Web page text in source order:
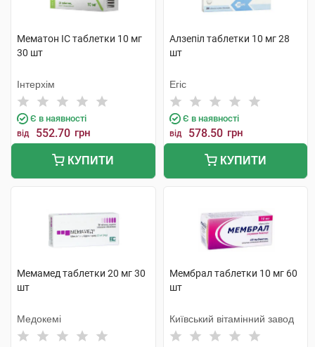
Мематон IC таблетки 10 мг
30 шт
Інтерхім
Є в наявності
від 552.70 грн
КУПИТИ
Алзепіл таблетки 10 мг 28
шт
Егіс
Є в наявності
від 578.50 грн
КУПИТИ
Мемамед таблетки 20 мг 30
шт
Медокемі
Мембрал таблетки 10 мг 60
шт
Київський вітамінний завод